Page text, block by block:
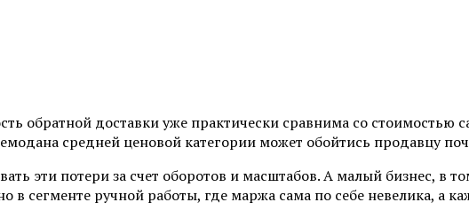
обратной доставки уже практически сравнима со стоимостью
средней ценовой категории может обойтись продавцу
эти потери за счет оборотов и масштабов. А малый бизнес, в
в сегменте ручной работы, где маржа сама по себе невелика, а